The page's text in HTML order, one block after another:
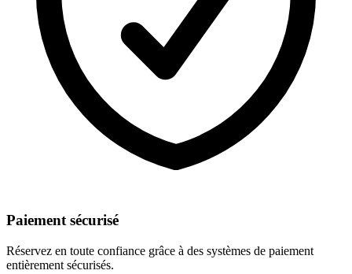
Paiement sécurisé
Réservez en toute confiance grâce à des systèmes de paiement
entièrement sécurisés.